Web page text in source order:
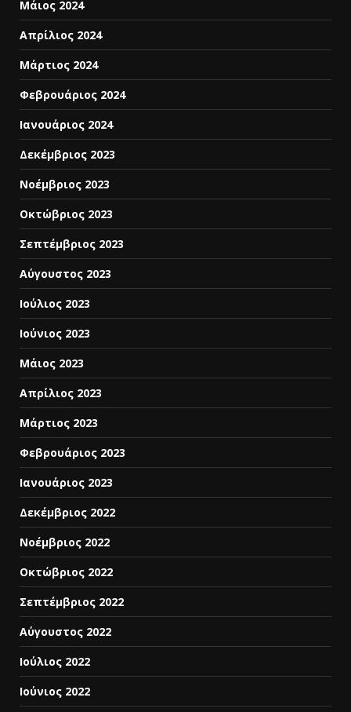
Μάιος 2024
Απρίλιος 2024
Μάρτιος 2024
Φεβρουάριος 2024
Ιανουάριος 2024
Δεκέμβριος 2023
Νοέμβριος 2023
Οκτώβριος 2023
Σεπτέμβριος 2023
Αύγουστος 2023
Ιούλιος 2023
Ιούνιος 2023
Μάιος 2023
Απρίλιος 2023
Μάρτιος 2023
Φεβρουάριος 2023
Ιανουάριος 2023
Δεκέμβριος 2022
Νοέμβριος 2022
Οκτώβριος 2022
Σεπτέμβριος 2022
Αύγουστος 2022
Ιούλιος 2022
Ιούνιος 2022